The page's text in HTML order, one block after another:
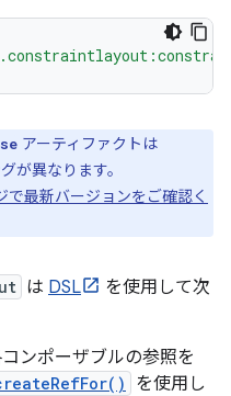
アーティファクトは
が異なります。
最新バージョンをご確認く
は DSL
を使用して次
ンポーザブルの参照を
を使用し